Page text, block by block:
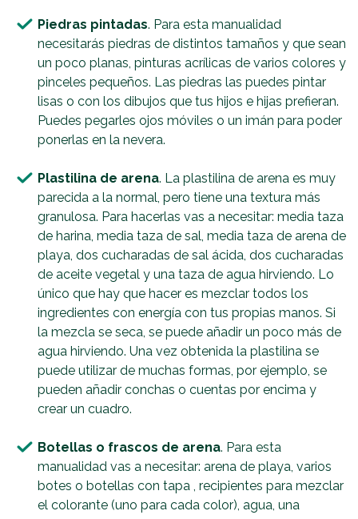
Piedras pintadas. Para esta manualidad
necesitarás piedras de distintos tamaños y que sean
un poco planas, pinturas acrílicas de varios colores y
pinceles pequeños. Las piedras las puedes pintar
lisas o con los dibujos que tus hijos e hijas prefieran.
Puedes pegarles ojos móviles o un imán para poder
ponerlas en la nevera.
Plastilina de arena. La plastilina de arena es muy
parecida a la normal, pero tiene una textura más
granulosa. Para hacerlas vas a necesitar: media taza
de harina, media taza de sal, media taza de arena de
playa, dos cucharadas de sal ácida, dos cucharadas
de aceite vegetal y una taza de agua hirviendo. Lo
único que hay que hacer es mezclar todos los
ingredientes con energía con tus propias manos. Si
la mezcla se seca, se puede añadir un poco más de
agua hirviendo. Una vez obtenida la plastilina se
puede utilizar de muchas formas, por ejemplo, se
pueden añadir conchas o cuentas por encima y
crear un cuadro.
Botellas o frascos de arena. Para esta
manualidad vas a necesitar: arena de playa, varios
botes o botellas con tapa , recipientes para mezclar
el colorante (uno para cada color), agua, una